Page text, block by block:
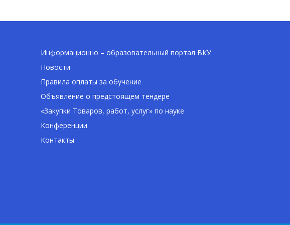
Информационно – образовательный портал ВКУ
Новости
Правила оплаты за обучение
Объявление о предстоящем тендере
«Закупки Товаров, работ, услуг» по науке
Конференции
Контакты